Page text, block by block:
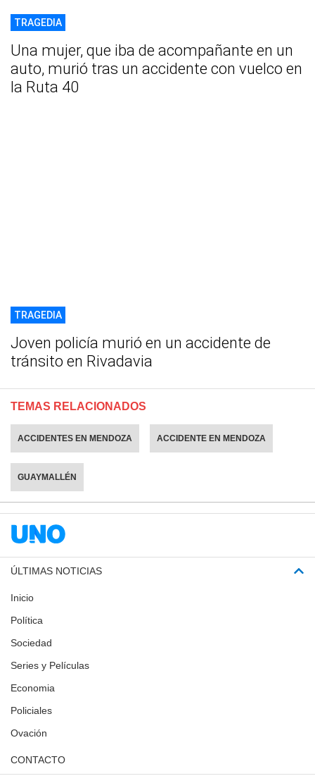
TRAGEDIA
Una mujer, que iba de acompañante en un
auto, murió tras un accidente con vuelco en
la Ruta 40
TRAGEDIA
Joven policía murió en un accidente de
tránsito en Rivadavia
TEMAS RELACIONADOS
ACCIDENTES EN MENDOZA ACCIDENTE EN MENDOZA
GUAYMALLÉN
ÚLTIMAS NOTICIAS
Inicio
Política
Sociedad
Series y Películas
Economia
Policiales
Ovación
CONTACTO